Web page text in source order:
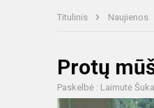
Titulinis Naujienos
Protų
Paskelbė : Laimutė